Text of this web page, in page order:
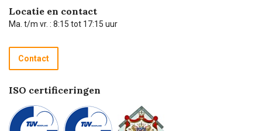
Hulp op afstand
Technische dienst
Recycle programma
Betalen
Carel de podcast
Locatie en contact
Ma. t/m vr. : 8:15 tot 17:15 uur
Contact
ISO certificeringen